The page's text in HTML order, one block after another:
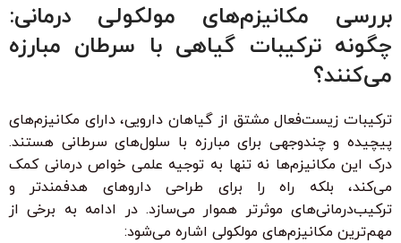
بررسی مکانیزم‌های مولکولی درمانی:
چگونه ترکیبات گیاهی با سرطان مبارزه
می‌کنند؟
ترکیبات زیست‌فعال مشتق از گیاهان دارویی، دارای مکانیزم‌های
پیچیده و چندوجهی برای مبارزه با سلول‌های سرطانی هستند.
درک این مکانیزم‌ها نه تنها به توجیه علمی خواص درمانی کمک
می‌کند، بلکه راه را برای طراحی داروهای هدفمندتر و
ترکیب‌درمانی‌های موثرتر هموار می‌سازد. در ادامه به برخی از
مهم‌ترین مکانیزم‌های مولکولی اشاره می‌شود: